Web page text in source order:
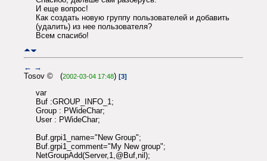
И еще вопрос!
Как создать новую группу пользователей и добавить
(удалить) из нее пользователя?
Всем спасибо!
← →
Tosov © (2002-03-04 17:48) [3]
var
Buf :GROUP_INFO_1;
Group : PWideChar;
User : PWideChar;
Buf.grpi1_name="New Group";
Buf.grpi1_comment="My New group";
NetGroupAdd(Server,1,@Buf,nil);